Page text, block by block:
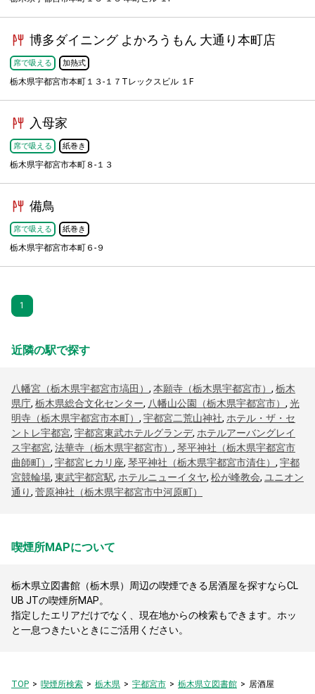
博多ダイニング よかろうもん 大通り本町店
席で吸える 加熱式
栃木県宇都宮市本町１３-１７Tレックスビル １F
入母家
席で吸える 紙巻き
栃木県宇都宮市本町８-１３
備鳥
席で吸える 紙巻き
栃木県宇都宮市本町６-９
1
近隣の駅で探す
八幡宮（栃木県宇都宮市塙田） , 本願寺（栃木県宇都宮市） , 栃木
県庁, 栃木県総合文化センター, 八幡山公園（栃木県宇都宮市） , 光
明寺（栃木県宇都宮市本町） , 宇都宮二荒山神社, ホテル・ザ・セ
ントレ宇都宮, 宇都宮東武ホテルグランデ, ホテルアーバングレイ
ス宇都宮, 法華寺（栃木県宇都宮市） , 琴平神社（栃木県宇都宮市
曲師町） , 宇都宮ヒカリ座, 琴平神社（栃木県宇都宮市清住） , 宇都
宮競輪場, 東武宇都宮駅, ホテルニューイタヤ, 松が峰教会, ユニオン
通り, 菅原神社（栃木県宇都宮市中河原町）
喫煙所MAPについて
栃木県立図書館（栃木県）周辺の喫煙できる居酒屋を探すならCL
UB JTの喫煙所MAP。
指定したエリアだけでなく、現在地からの検索もできます。ホッ
と一息つきたいときにご活用ください。
TOP 喫煙所検索 栃木県 宇都宮市 栃木県立図書館 居酒屋